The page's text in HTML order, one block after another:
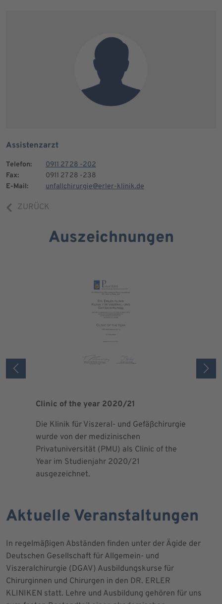
Assistenzarzt
Telefon:
0911 27 28 -202
Fax:
0911 27 28 -238
E-Mail:
unfallchirurgie@erler-klinik.de
ZURÜCK
Auszeichnungen
Clinic of the year 2020/21
Die Klinik für Viszeral- und Gefäßchirurgie
wurde von der medizinischen
Privatuniversität (PMU) als Clinic of the
Year im Studienjahr 2020/21
ausgezeichnet.
Aktuelle Veranstaltungen
In regelmäßigen Abständen finden unter der Ägide der
Deutschen Gesellschaft für Allgemein- und
Viszeralchirurgie (DGAV) Ausbildungskurse für
Chirurginnen und Chirurgen in den DR. ERLER
KLINIKEN statt. Lehre und Ausbildung gehören für uns